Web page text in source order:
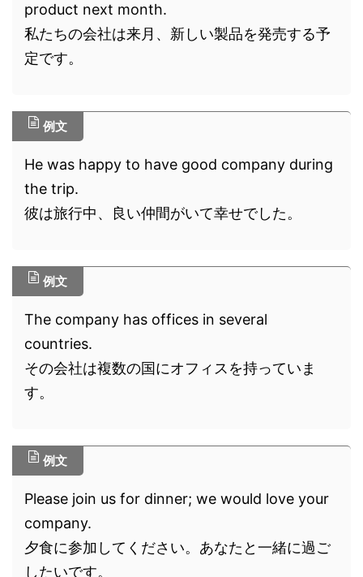
product next month.
私たちの会社は来月、新しい製品を発売する予
定です。
例文
He was happy to have good company during
the trip.
彼は旅行中、良い仲間がいて幸せでした。
例文
The company has offices in several
countries.
その会社は複数の国にオフィスを持っていま
す。
例文
Please join us for dinner; we would love your
company.
夕食に参加してください。あなたと一緒に過ご
したいです。